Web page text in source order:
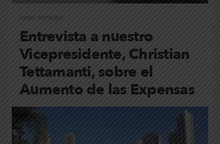
HOME, NOTICIAS
Entrevista a nuestro
Vicepresidente, Christian
Tettamanti, sobre el
Aumento de las Expensas